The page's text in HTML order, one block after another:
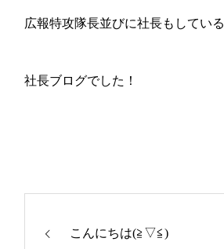
広報特攻隊長並びに社長もしている
社長ブログでした！
こんにちは(≧▽≦)